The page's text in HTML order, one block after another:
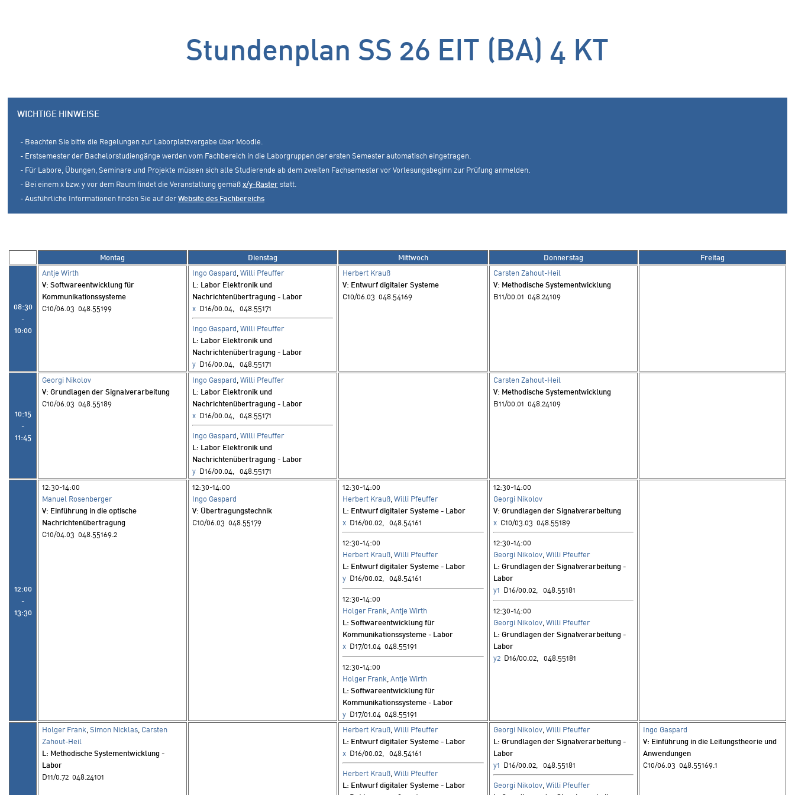
Stundenplan SS 26 EIT (BA) 4 KT
WICHTIGE HINWEISE
- Beachten Sie bitte die Regelungen zur Laborplatzvergabe über Moodle.
- Erstsemester der Bachelorstudiengänge werden vom Fachbereich in die Laborgruppen der ersten Semester automatisch eingetragen.
- Für Labore, Übungen, Seminare und Projekte müssen sich alle Studierende ab dem zweiten Fachsemester vor Vorlesungsbeginn zur Prüfung anmelden.
- Bei einem x bzw. y vor dem Raum findet die Veranstaltung gemäßx/y-Rasterstatt.
- Ausführliche Informationen finden Sie auf derWebsite des Fachbereichs
Montag Dienstag Mittwoch Donnerstag Freitag
08:30
-
10:00
Antje Wirth
V: Softwareentwicklung für
Kommunikationssysteme
C10/06.03 048.55199
Ingo Gaspard ,Willi Pfeuffer
L : Labor Elektronik und
Nachrichtenübertragung - Labor
x D16/00.04, 048.55171
Ingo Gaspard,Willi Pfeuffer
L: Labor Elektronik und
Nachrichtenübertragung - Labor
y D16/00.04, 048.55171
Herbert Krauß
V: Entwurf digitaler Systeme
C10/06.03 048.54169
Carsten Zahout-Heil
V: Methodische Systementwicklung
B11/00.01 048.24109
10:15
-
11:45
Georgi Nikolov
V: Grundlagen der Signalverarbeitung
C10/06.03 048.55189
Ingo Gaspard ,Willi Pfeuffer
L : Labor Elektronik und
Nachrichtenübertragung - Labor
x D16/00.04, 048.55171
Ingo Gaspard,Willi Pfeuffer
L: Labor Elektronik und
Nachrichtenübertragung - Labor
y D16/00.04, 048.55171
Carsten Zahout-Heil
V: Methodische Systementwicklung
B11/00.01 048.24109
12:00
-
13:30
12:30-14:00
Manuel Rosenberger
V: Einführung in die optische
Nachrichtenübertragung
C10/04.03 048.55169.2
12:30-14:00
Ingo Gaspard
V: Übertragungstechnik
C10/06.03 048.55179
12:30-14:00
Herbert Krauß ,Willi Pfeuffer
L : Entwurf digitaler Systeme - Labor
x D16/00.02, 048.54161
12:30-14:00
Herbert Krauß,Willi Pfeuffer
L: Entwurf digitaler Systeme - Labor
y D16/00.02, 048.54161
12:30-14:00
Holger Frank ,Antje Wirth
L : Softwareentwicklung für
Kommunikationssysteme - Labor
x D17/01.04 048.55191
12:30-14:00
Holger Frank ,Antje Wirth
L : Softwareentwicklung für
Kommunikationssysteme - Labor
y D17/01.04 048.55191
12:30-14:00
Georgi Nikolov
V: Grundlagen der Signalverarbeitung
x C10/03.03 048.55189
12:30-14:00
Georgi Nikolov,Willi Pfeuffer
L: Grundlagen der Signalverarbeitung -
Labor
y1 D16/00.02, 048.55181
12:30-14:00
Georgi Nikolov ,Willi Pfeuffer
L : Grundlagen der Signalverarbeitung -
Labor
y2 D16/00.02, 048.55181
Holger Frank ,Simon Nicklas Carsten
Zahout-Heil
L : Methodische Systementwicklung -
Labor
D11/0.72 048.24101
Herbert Krauß ,Willi Pfeuffer
L : Entwurf digitaler Systeme - Labor
x D16/00.02, 048.54161
Herbert Krauß,Willi Pfeuffer
L: Entwurf digitaler Systeme - Labor
Georgi Nikolov ,Willi Pfeuffer
L : Grundlagen der Signalverarbeitung -
Labor
y1 D16/00.02, 048.55181
Georgi Nikolov,Willi Pfeuffer
Ingo Gaspard
V: Einführung in die Leitungstheorie und
Anwendungen
C10/06.03 048.55169.1